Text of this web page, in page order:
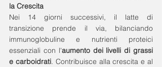
la Crescita
Nei 14 giorni successivi, il latte di
transizione prende il via, bilanciando
immunoglobuline e nutrienti proteici
essenziali con l'aumento dei livelli di grassi
e carboidrati. Contribuisce alla crescita e al